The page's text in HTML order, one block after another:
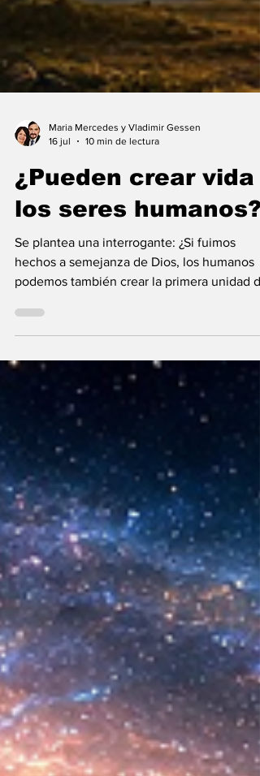
Maria Mercedes y Vladimir Gessen
10 min de lectura
¿Pueden crear vida
los seres humanos?
hechos a semejanza de Dios, los humanos
podemos también crear la primera unidad
la existencia?... “SpudCell”, una célula
sintética desarrollada en laboratorio abre
nueva era científica que desafía nuestras
ideas sobre la creación... ¿Podemos crear
biológica? Durante siglos creímos que la
mayor aspiración de la inteligencia humana
consistía en comprender la vida. Hoy
comienza a aparecer una posibilidad todavía
más desconcer